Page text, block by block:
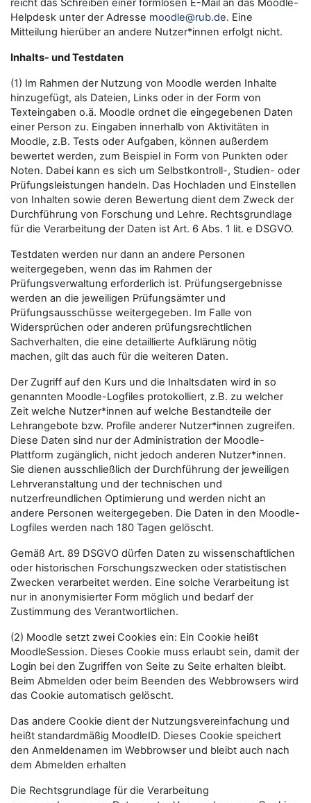
reicht das Schreiben einer formlosen E-Mail an das Moodle-
Helpdesk unter der Adresse moodle@rub.de. Eine
Mitteilung hierüber an andere Nutzer*innen erfolgt nicht.
Inhalts- und Testdaten
(1) Im Rahmen der Nutzung von Moodle werden Inhalte
hinzugefügt, als Dateien, Links oder in der Form von
Texteingaben o.ä. Moodle ordnet die eingegebenen Daten
einer Person zu. Eingaben innerhalb von Aktivitäten in
Moodle, z.B. Tests oder Aufgaben, können außerdem
bewertet werden, zum Beispiel in Form von Punkten oder
Noten. Dabei kann es sich um Selbstkontroll-, Studien- oder
Prüfungsleistungen handeln. Das Hochladen und Einstellen
von Inhalten sowie deren Bewertung dient dem Zweck der
Durchführung von Forschung und Lehre. Rechtsgrundlage
für die Verarbeitung der Daten ist Art. 6 Abs. 1 lit. e DSGVO.
Testdaten werden nur dann an andere Personen
weitergegeben, wenn das im Rahmen der
Prüfungsverwaltung erforderlich ist. Prüfungsergebnisse
werden an die jeweiligen Prüfungsämter und
Prüfungsausschüsse weitergegeben. Im Falle von
Widersprüchen oder anderen prüfungsrechtlichen
Sachverhalten, die eine detaillierte Aufklärung nötig
machen, gilt das auch für die weiteren Daten.
Der Zugriff auf den Kurs und die Inhaltsdaten wird in so
genannten Moodle-Logfiles protokolliert, z.B. zu welcher
Zeit welche Nutzer*innen auf welche Bestandteile der
Lehrangebote bzw. Profile anderer Nutzer*innen zugreifen.
Diese Daten sind nur der Administration der Moodle-
Plattform zugänglich, nicht jedoch anderen Nutzer*innen.
Sie dienen ausschließlich der Durchführung der jeweiligen
Lehrveranstaltung und der technischen und
nutzerfreundlichen Optimierung und werden nicht an
andere Personen weitergegeben. Die Daten in den Moodle-
Logfiles werden nach 180 Tagen gelöscht.
Gemäß Art. 89 DSGVO dürfen Daten zu wissenschaftlichen
oder historischen Forschungszwecken oder statistischen
Zwecken verarbeitet werden. Eine solche Verarbeitung ist
nur in anonymisierter Form möglich und bedarf der
Zustimmung des Verantwortlichen.
(2) Moodle setzt zwei Cookies ein: Ein Cookie heißt
MoodleSession. Dieses Cookie muss erlaubt sein, damit der
Login bei den Zugriffen von Seite zu Seite erhalten bleibt.
Beim Abmelden oder beim Beenden des Webbrowsers wird
das Cookie automatisch gelöscht.
Das andere Cookie dient der Nutzungsvereinfachung und
heißt standardmäßig MoodleID. Dieses Cookie speichert
den Anmeldenamen im Webbrowser und bleibt auch nach
dem Abmelden erhalten
Die Rechtsgrundlage für die Verarbeitung